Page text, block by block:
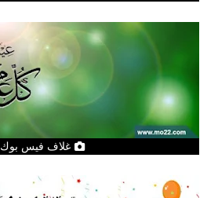
غلاف فيس بوك